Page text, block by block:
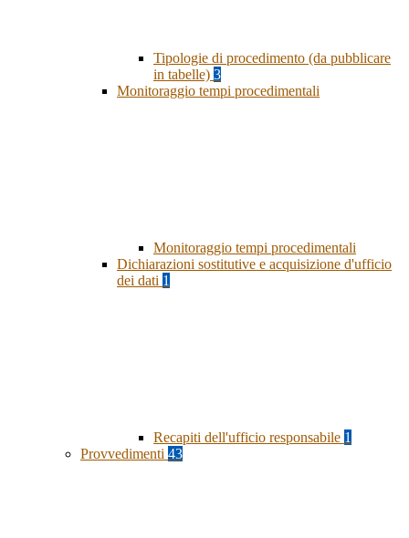
Tipologie di procedimento (da pubblicare
in tabelle) 3
Monitoraggio tempi procedimentali
Monitoraggio tempi procedimentali
Dichiarazioni sostitutive e acquisizione d'ufficio
dei dati 1
Recapiti dell'ufficio responsabile 1
Provvedimenti 43